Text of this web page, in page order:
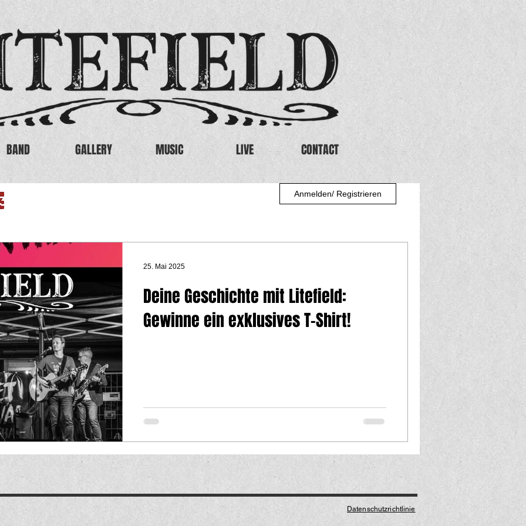
BAND GALLERY MUSIC LIVE CONTACT
Anmelden/ Registrieren
Deine Geschichte mit Litefield:
Gewinne ein exklusives T-Shirt!
25. Mai 2025
Datenschutzrichtlinie